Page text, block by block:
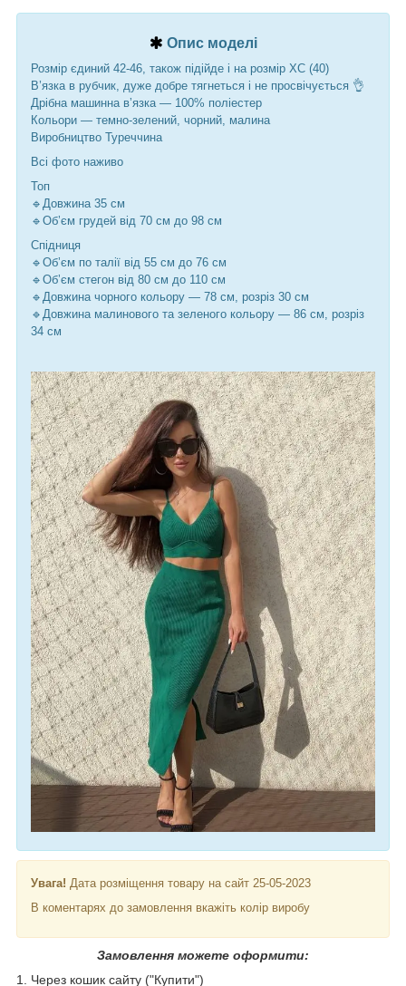
Опис моделі
Розмір єдиний 42-46, також підійде і на розмір ХС (40)
В’язка в рубчик, дуже добре тягнеться і не просвічується 👌
Дрібна машинна вʼязка — 100% поліестер
Кольори — темно-зелений, чорний, малина
Виробництво Туреччина
Всі фото наживо
Топ
🔹Довжина 35 см
🔹Обʼєм грудей від 70 см до 98 см
Спідниця
🔹Обʼєм по талії від 55 см до 76 см
🔹Обʼєм стегон від 80 см до 110 см
🔹Довжина чорного кольору — 78 см, розріз 30 см
🔹Довжина малинового та зеленого кольору — 86 см, розріз
34 см
Увага! Дата розміщення товару на сайт 25-05-2023
В коментарях до замовлення вкажіть колір виробу
Замовлення можете оформити:
1. Через кошик сайту ("Купити")